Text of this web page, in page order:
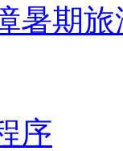
暑期
序